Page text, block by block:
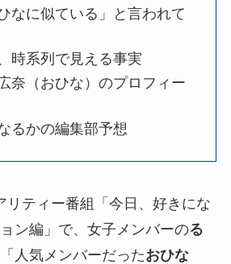
なに似ている」と言われて
時系列で見える事実
奈（おひな）のプロフィー
るかの編集部予想
リティー番組「今日、好きにな
ン編」で、女子メンバーのる
人気メンバーだったおひな